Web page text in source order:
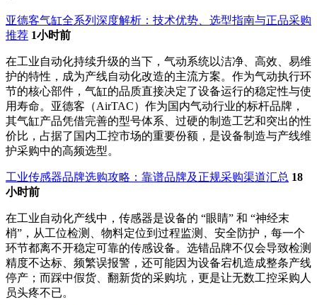
亚德客气缸全系列深度解析：技术优势、选型指南与正品采购
推荐 1小时前
在工业自动化持续升级的当下，气动系统以洁净、高效、易维
护的特性，成为产线自动化改造的主流方案。作为气动执行环
节的核心部件，气缸的品质直接决定了设备运行的稳定性与使
用寿命。亚德客（AirTAC）作为国内气动行业的标杆品牌，
其气缸产品凭借完善的型号体系、过硬的制造工艺和突出的性
价比，占据了国内工控市场的重要份额，是设备制造与产线维
护采购中的高频选型。
工业传感器品牌选购攻略：靠谱品牌及正规采购渠道汇总 18
小时前
在工业自动化产线中，传感器是设备的 “眼睛” 和 “神经末
梢”，从工位检测、物料定位到过程监测、安全防护，每一个
环节都离不开稳定可靠的传感设备。选错品牌不仅会导致检测
精度不达标、频繁误报警，还可能因为设备宕机造成整条产线
停产；而踩中假货、翻新货的采购坑，更是让无数工控采购人
员头疼不已。